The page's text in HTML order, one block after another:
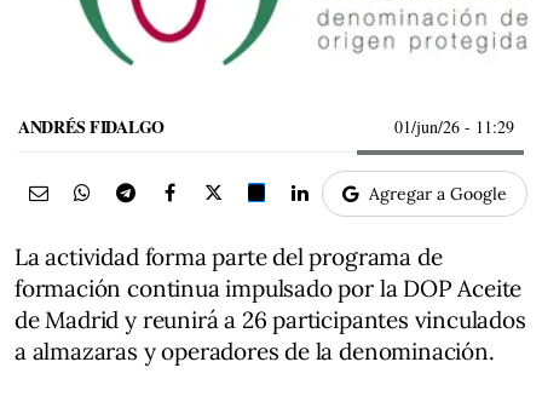
ANDRÉS FIDALGO 01/jun/26 - 11:29
Agregar a Google
La actividad forma parte del programa de
formación continua impulsado por la DOP Aceite
de Madrid y reunirá a 26 participantes vinculados
a almazaras y operadores de la denominación.